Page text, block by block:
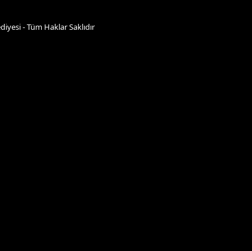
- Tüm Haklar Saklıdır